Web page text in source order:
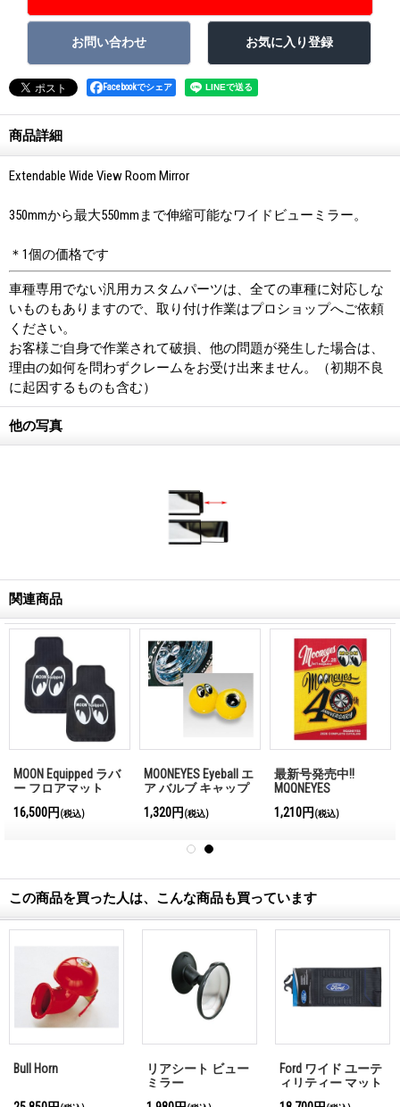
Facebookでシェア
商品詳細
Extendable Wide View Room Mirror
350mmから最大550mmまで伸縮可能なワイドビューミラー。
＊1個の価格です
車種専用でない汎用カスタムパーツは、全ての車種に対応しな
いものもありますので、取り付け作業はプロショップへご依頼
ください。
お客様ご自身で作業されて破損、他の問題が発生した場合は、
理由の如何を問わずクレームをお受け出来ません。（初期不良
に起因するものも含む）
他の写真
関連商品
MOON Equipped ラバ
ー フロアマット
16,500円 (税込)
MOONEYES Eyeball エ
ア バルブ キャップ
1,320円 (税込)
最新号発売中!!
MQQNEYES
Magazine No.28 2026
1,210円 (税込)
この商品を買った人は、こんな商品も買っています
Bull Horn
リアシート ビュー
ミラー
Ford ワイド ユーテ
ィリティー マット